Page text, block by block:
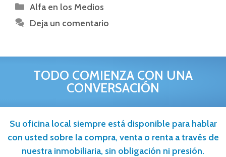
Alfa en los Medios
Deja un comentario
TODO COMIENZA CON UNA
CONVERSACIÓN
Su oficina local siempre está disponible para hablar
con usted sobre la compra, venta o renta a través de
nuestra inmobiliaria, sin obligación ni presión.